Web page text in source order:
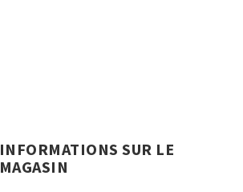
INFORMATIONS SUR LE
MAGASIN